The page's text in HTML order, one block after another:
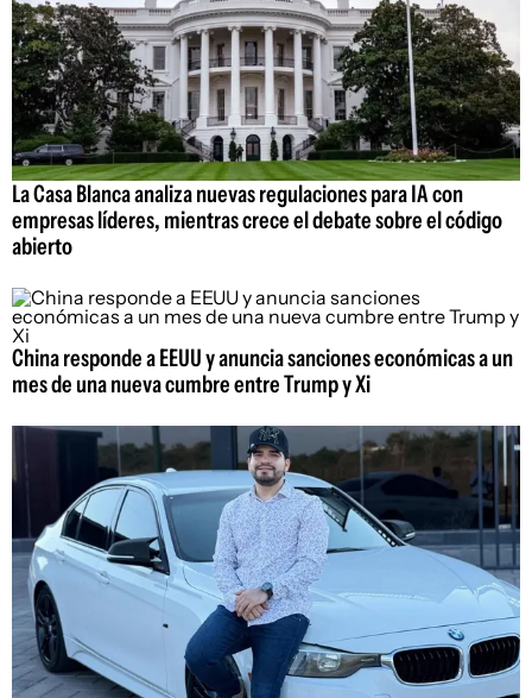
La Casa Blanca analiza nuevas regulaciones para IA con
empresas líderes, mientras crece el debate sobre el código
abierto
China responde a EEUU y anuncia sanciones económicas a un
mes de una nueva cumbre entre Trump y Xi